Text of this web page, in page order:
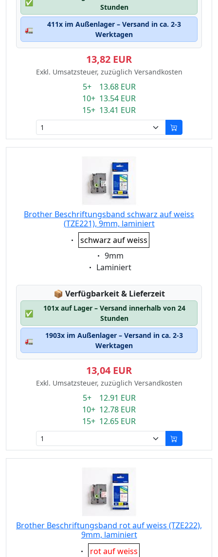
✅
Stunden
🚛
411x im Außenlager – Versand in ca. 2-3
Werktagen
13,82 EUR
Exkl. Umsatzsteuer, zuzüglich Versandkosten
5+ 13.68 EUR
10+ 13.54 EUR
15+ 13.41 EUR
Brother Beschriftungsband schwarz auf weiss
(TZE221), 9mm, laminiert
Eigenschaft:
schwarz auf weiss
Eigenschaft:
9mm
Eigenschaft:
Laminiert
📦 Lagerstatus:
Verfügbarkeit & Lieferzeit
✅
101x auf Lager – Versand innerhalb von 24
Stunden
🚛
1903x im Außenlager – Versand in ca. 2-3
Werktagen
13,04 EUR
Exkl. Umsatzsteuer, zuzüglich Versandkosten
5+ 12.91 EUR
10+ 12.78 EUR
15+ 12.65 EUR
Brother Beschriftungsband rot auf weiss (TZE222),
9mm, laminiert
Eigenschaft:
rot auf weiss